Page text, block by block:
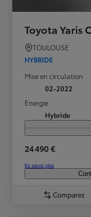
Toyota Yaris
TOULOUSE
HYBRIDE
Mise en circulation
02-2022
Energie
Hybride
24 490 €
En savoir plus
Comparez